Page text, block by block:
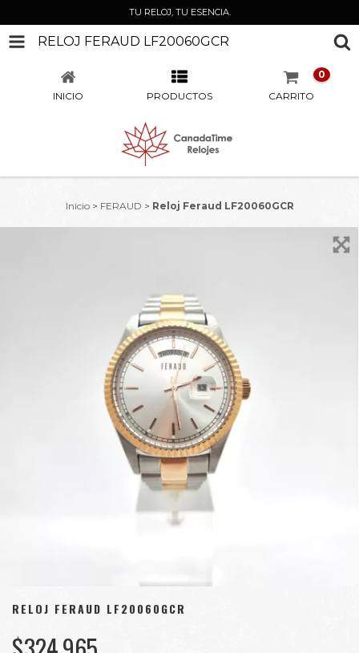
TU RELOJ, TU ESENCIA.
RELOJ FERAUD LF20060GCR
INICIO PRODUCTOS CARRITO
0
Inicio > FERAUD > Reloj Feraud LF20060GCR
RELOJ FERAUD LF20060GCR